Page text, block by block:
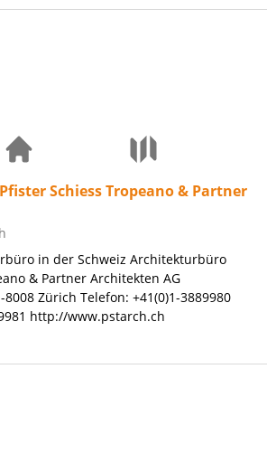
Schiess Tropeano & Partner
in der Schweiz Architekturbüro
& Partner Architekten AG
Zürich Telefon: +41(0)1-3889980
http://www.pstarch.ch